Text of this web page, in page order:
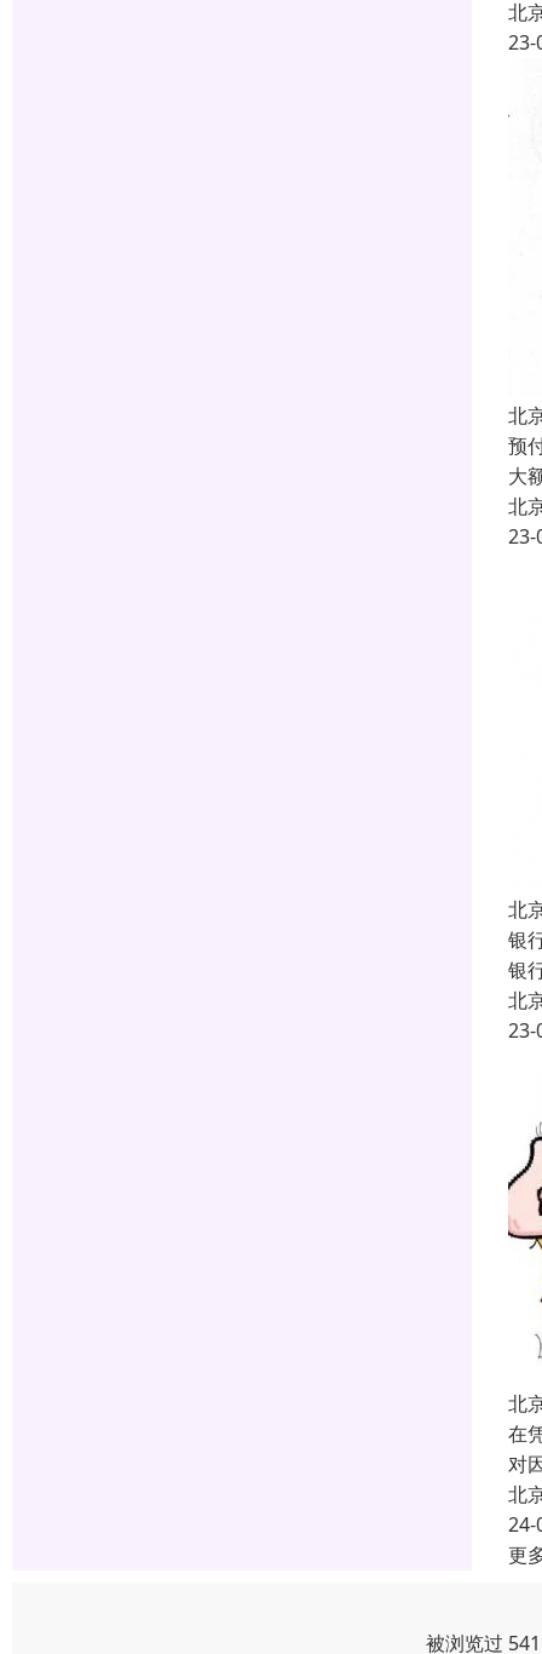
北
23-
北
预
大
北
23-
北
银
银
北
23-
北
在
对
北
24-
更
被浏览过